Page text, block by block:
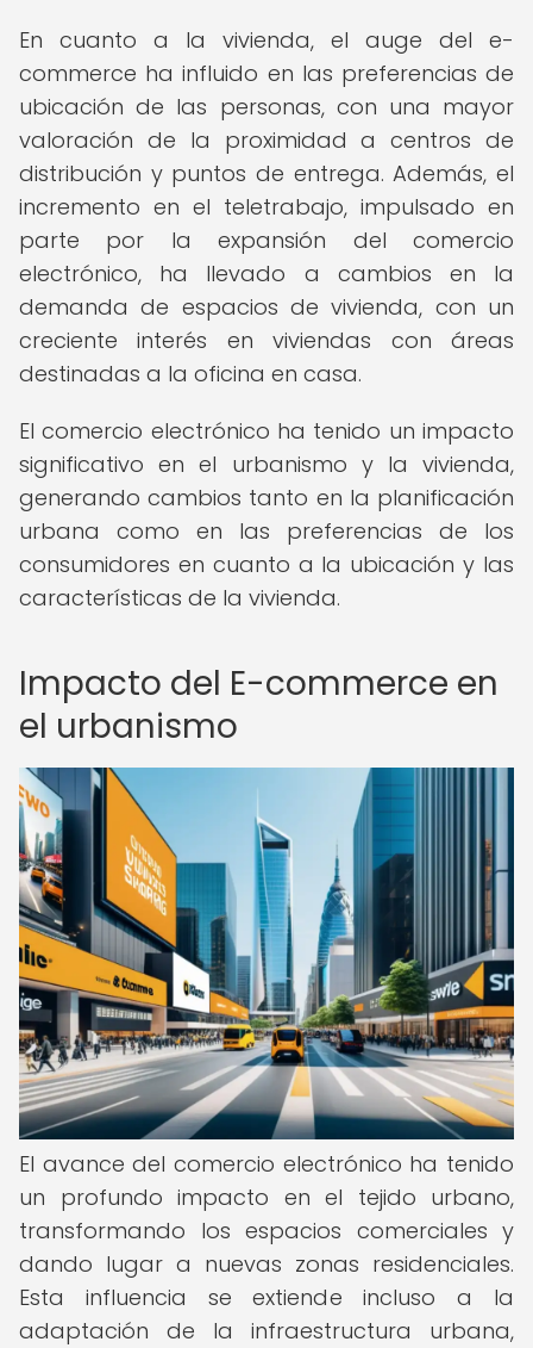
En cuanto a la vivienda, el auge del e-
commerce ha influido en las preferencias de
ubicación de las personas, con una mayor
valoración de la proximidad a centros de
distribución y puntos de entrega. Además, el
incremento en el teletrabajo, impulsado en
parte por la expansión del comercio
electrónico, ha llevado a cambios en la
demanda de espacios de vivienda, con un
creciente interés en viviendas con áreas
destinadas a la oficina en casa.
El comercio electrónico ha tenido un impacto
significativo en el urbanismo y la vivienda,
generando cambios tanto en la planificación
urbana como en las preferencias de los
consumidores en cuanto a la ubicación y las
características de la vivienda.
Impacto del E-commerce en
el urbanismo
El avance del comercio electrónico ha tenido
un profundo impacto en el tejido urbano,
transformando los espacios comerciales y
dando lugar a nuevas zonas residenciales.
Esta influencia se extiende incluso a la
adaptación de la infraestructura urbana,